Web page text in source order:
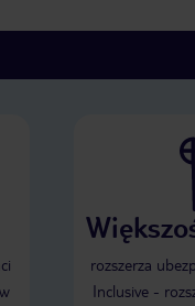
rozszerza
Inclusive -